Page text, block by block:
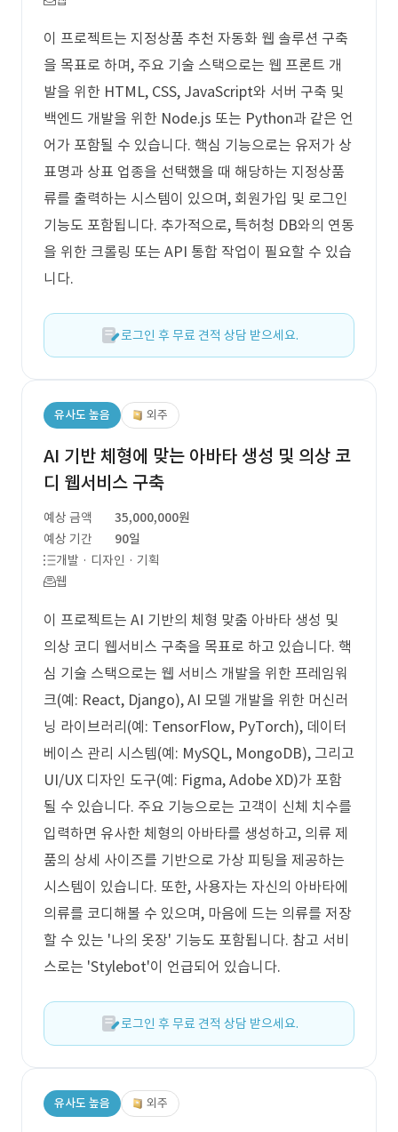
이 프로젝트는 지정상품 추천 자동화 웹 솔루션 구축
을 목표로 하며, 주요 기술 스택으로는 웹 프론트 개
발을 위한 HTML, CSS, JavaScript와 서버 구축 및
백엔드 개발을 위한 Node.js 또는 Python과 같은 언
어가 포함될 수 있습니다. 핵심 기능으로는 유저가 상
표명과 상표 업종을 선택했을 때 해당하는 지정상품
류를 출력하는 시스템이 있으며, 회원가입 및 로그인
기능도 포함됩니다. 추가적으로, 특허청 DB와의 연동
을 위한 크롤링 또는 API 통합 작업이 필요할 수 있습
니다.
로그인 후 무료 견적 상담 받으세요.
유사도 높음 외주
AI 기반 체형에 맞는 아바타 생성 및 의상 코
디 웹서비스 구축
예상 금액
35,000,000원
예상 기간
90일
개발 · 디자인 · 기획
웹
이 프로젝트는 AI 기반의 체형 맞춤 아바타 생성 및
의상 코디 웹서비스 구축을 목표로 하고 있습니다. 핵
심 기술 스택으로는 웹 서비스 개발을 위한 프레임워
크(예: React, Django), AI 모델 개발을 위한 머신러
닝 라이브러리(예: TensorFlow, PyTorch), 데이터
베이스 관리 시스템(예: MySQL, MongoDB), 그리고
UI/UX 디자인 도구(예: Figma, Adobe XD)가 포함
될 수 있습니다. 주요 기능으로는 고객이 신체 치수를
입력하면 유사한 체형의 아바타를 생성하고, 의류 제
품의 상세 사이즈를 기반으로 가상 피팅을 제공하는
시스템이 있습니다. 또한, 사용자는 자신의 아바타에
의류를 코디해볼 수 있으며, 마음에 드는 의류를 저장
할 수 있는 '나의 옷장' 기능도 포함됩니다. 참고 서비
스로는 'Stylebot'이 언급되어 있습니다.
로그인 후 무료 견적 상담 받으세요.
유사도 높음 외주